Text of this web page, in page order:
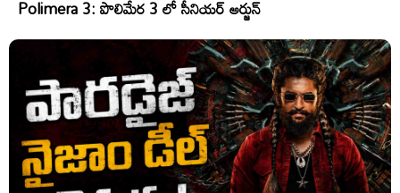
Polimera 3: పొలిమేర 3 లో సీనియర్ అర్జున్